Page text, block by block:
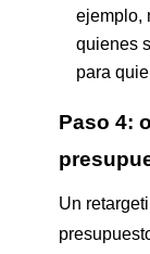
ejemplo,
quienes
para
Paso 4:
Un